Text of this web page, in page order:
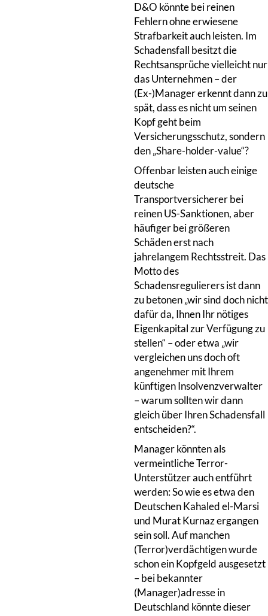
D&O könnte bei reinen
Fehlern ohne erwiesene
Strafbarkeit auch leisten. Im
Schadensfall besitzt die
Rechtsansprüche vielleicht nur
das Unternehmen – der
(Ex-)Manager erkennt dann zu
spät, dass es nicht um seinen
Kopf geht beim
Versicherungsschutz, sondern
den „Share-holder-value“?
Offenbar leisten auch einige
deutsche
Transportversicherer bei
reinen US-Sanktionen, aber
häufiger bei größeren
Schäden erst nach
jahrelangem Rechtsstreit. Das
Motto des
Schadensregulierers ist dann
zu betonen „wir sind doch nicht
dafür da, Ihnen Ihr nötiges
Eigenkapital zur Verfügung zu
stellen“ – oder etwa „wir
vergleichen uns doch oft
angenehmer mit Ihrem
künftigen Insolvenzverwalter
– warum sollten wir dann
gleich über Ihren Schadensfall
entscheiden?“.
Manager könnten als
vermeintliche Terror-
Unterstützer auch entführt
werden: So wie es etwa den
Deutschen Kahaled el-Marsi
und Murat Kurnaz ergangen
sein soll. Auf manchen
(Terror)verdächtigen wurde
schon ein Kopfgeld ausgesetzt
– bei bekannter
(Manager)adresse in
Deutschland könnte dieser